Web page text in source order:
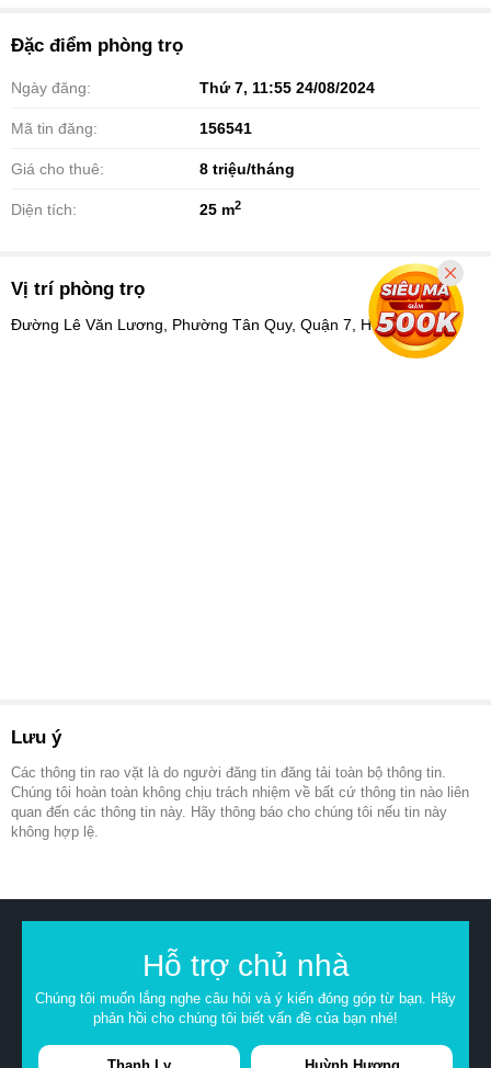
Đặc điểm phòng trọ
Ngày đăng: Thứ 7, 11:55 24/08/2024
Mã tin đăng: 156541
Giá cho thuê: 8 triệu/tháng
Diện tích: 25 m2
Vị trí phòng trọ
Đường Lê Văn Lương, Phường Tân Quy, Quận 7, Hồ Chí Minh
Lưu ý
Các thông tin rao vặt là do người đăng tin đăng tải toàn bộ thông tin.
Chúng tôi hoàn toàn không chịu trách nhiệm về bất cứ thông tin nào liên
quan đến các thông tin này. Hãy thông báo cho chúng tôi nếu tin này
không hợp lệ.
Hỗ trợ chủ nhà
Chúng tôi muốn lắng nghe câu hỏi và ý kiến đóng góp từ bạn. Hãy
phản hồi cho chúng tôi biết vấn đề của bạn nhé!